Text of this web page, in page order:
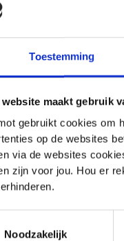
Toestemming
website maakt gebruik
gebruikt cookies om
op de websites
via de websites
zijn voor jou. Hou er
Noodzakelijk
claimformulieren,
terugbetaling van
FLL. Het exacte
vereffenaar en
regelmatig de
ontvangen dient u
Is mijn geld veilig
De Luxemburgse
Concreet betekent dit
tegenover de
en moeten worden